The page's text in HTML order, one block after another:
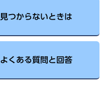
見つからないときは
よくある質問と回答